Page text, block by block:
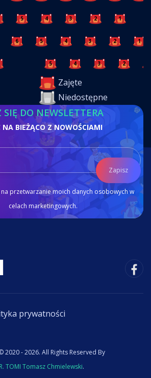
5 4 3 2 1
6 5 4 3 2 1
5 4 3 2
Zajęte
Niedostępne
SIĘ DO NEWSLETTERA
NA BIEŻĄCO Z NOWOŚCIAMI
Zapisz
celach marketingowych.
prywatności
2020 - 2026. All Rights Reserved By
TOMI Tomasz Chmielewski.